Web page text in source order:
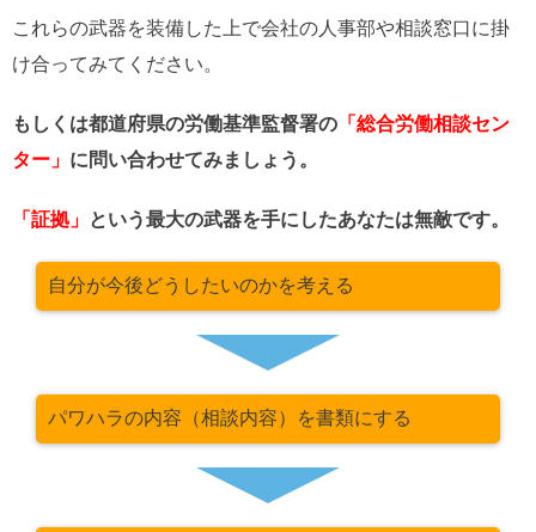
これらの武器を装備した上で会社の人事部や相談窓口に掛
け合ってみてください。
もしくは都道府県の労働基準監督署の 「総合労働相談セン
ター」 に問い合わせてみましょう。
「証拠」 という最大の武器を手にしたあなたは無敵です。
自分が今後どうしたいのかを考える
パワハラの内容（相談内容）を書類にする